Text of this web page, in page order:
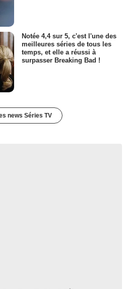
Notée 4,4 sur 5, c'est l'une des
meilleures séries de tous les
temps, et elle a réussi à
surpasser Breaking Bad !
news Séries TV